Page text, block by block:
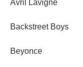
Avril Lavigne
Backstreet Boys
Beyonce